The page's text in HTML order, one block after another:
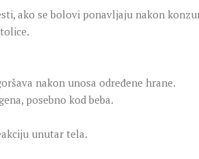
ako se bolovi ponavljaju nakon
nakon unosa određene hrane.
posebno kod beba.
unutar tela.